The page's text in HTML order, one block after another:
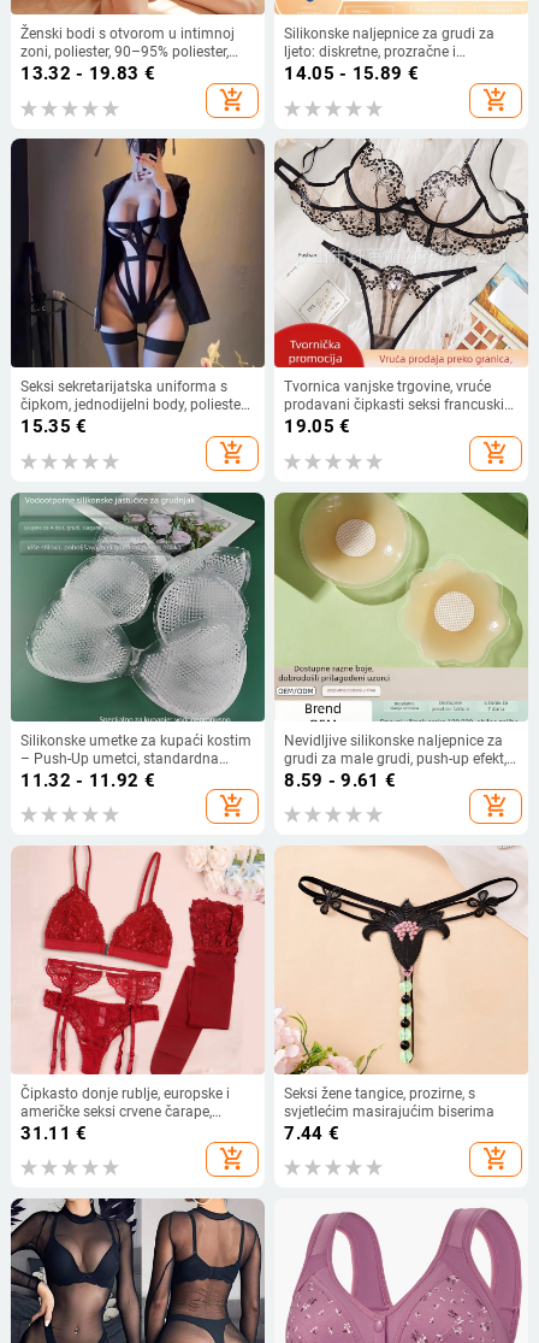
Ženski bodi s otvorom u intimnoj
zoni, poliester, 90–95% poliester,
stilovi rola: mornar i zečić
13.32 - 19.83 €
add_shopping_cart
Silikonske naljepnice za grudi za
ljeto: diskretne, prozračne i
nevidljive ispod odjeće; pogodne za
plivanje; univerzalne za sve veličine
dojki; dostupne u jednobojnim,
varijantama.
14.05 - 15.89 €
add_shopping_cart
Seksi sekretarijatska uniforma s
čipkom, jednodijelni body, poliester
90–95%, za žene
15.35 €
add_shopping_cart
Tvornica vanjske trgovine, vruće
prodavani čipkasti seksi francuski
set donjeg rublja, uniforma, seksi
crno iskušenje, ultra tanka mreža
od čiste požude
19.05 €
add_shopping_cart
Silikonske umetke za kupaći kostim
– Push-Up umetci, standardna
debljina za jednodijelni kupaći
11.32 - 11.92 €
add_shopping_cart
Nevidljive silikonske naljepnice za
grudi za male grudi, push-up efekt,
prozirni ulošci u grudnjak
8.59 - 9.61 €
add_shopping_cart
Čipkasto donje rublje, europske i
američke seksi crvene čarape,
podvezica, četverodijelno donje
rublje s prednjim gumbima, tange
31.11 €
add_shopping_cart
Seksi žene tangice, prozirne, s
svjetlećim masirajućim biserima
7.44 €
add_shopping_cart